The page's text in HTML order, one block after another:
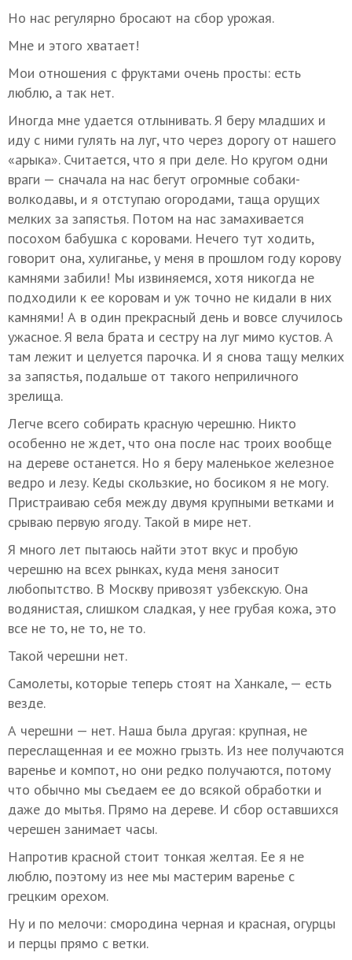
Но нас регулярно бросают на сбор урожая.
Мне и этого хватает!
Мои отношения с фруктами очень просты: есть
люблю, а так нет.
Иногда мне удается отлынивать. Я беру младших и
иду с ними гулять на луг, что через дорогу от нашего
«арыка». Считается, что я при деле. Но кругом одни
враги — сначала на нас бегут огромные собаки-
волкодавы, и я отступаю огородами, таща орущих
мелких за запястья. Потом на нас замахивается
посохом бабушка с коровами. Нечего тут ходить,
говорит она, хулиганье, у меня в прошлом году корову
камнями забили! Мы извиняемся, хотя никогда не
подходили к ее коровам и уж точно не кидали в них
камнями! А в один прекрасный день и вовсе случилось
ужасное. Я вела брата и сестру на луг мимо кустов. А
там лежит и целуется парочка. И я снова тащу мелких
за запястья, подальше от такого неприличного
зрелища.
Легче всего собирать красную черешню. Никто
особенно не ждет, что она после нас троих вообще
на дереве останется. Но я беру маленькое железное
ведро и лезу. Кеды скользкие, но босиком я не могу.
Пристраиваю себя между двумя крупными ветками и
срываю первую ягоду. Такой в мире нет.
Я много лет пытаюсь найти этот вкус и пробую
черешню на всех рынках, куда меня заносит
любопытство. В Москву привозят узбекскую. Она
водянистая, слишком сладкая, у нее грубая кожа, это
все не то, не то, не то.
Такой черешни нет.
Самолеты, которые теперь стоят на Ханкале, — есть
везде.
А черешни — нет. Наша была другая: крупная, не
переслащенная и ее можно грызть. Из нее получаются
варенье и компот, но они редко получаются, потому
что обычно мы съедаем ее до всякой обработки и
даже до мытья. Прямо на дереве. И сбор оставшихся
черешен занимает часы.
Напротив красной стоит тонкая желтая. Ее я не
люблю, поэтому из нее мы мастерим варенье с
грецким орехом.
Ну и по мелочи: смородина черная и красная, огурцы
и перцы прямо с ветки.